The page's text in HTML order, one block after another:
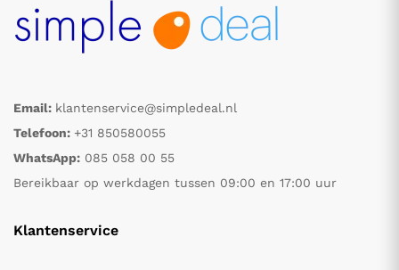
Email: klantenservice@simpledeal.nl
Telefoon: +31 850580055
WhatsApp: 085 058 00 55
Bereikbaar op werkdagen tussen 09:00 en 17:00 uur
Klantenservice